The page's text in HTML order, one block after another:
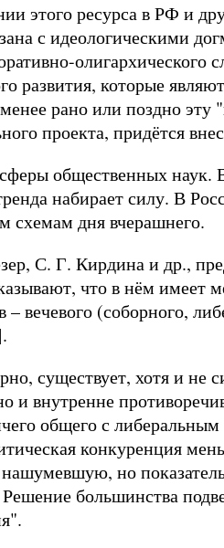
этого ресурса в РФ и
с идеологическими
олигархического
развития, которые
рано или поздно эту
проекта, придётся
общественных
набирает силу. В
схемам дня вчерашнего.
С. Г. Кирдина и др.,
что в нём имеет
вечевого (соборного,
существует, хотя и
и внутренне
общего с
конкуренция
но
большинства